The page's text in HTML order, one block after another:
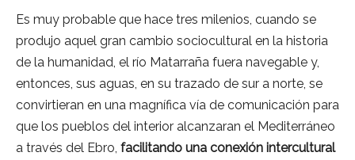
Es muy probable que hace tres milenios, cuando se
produjo aquel gran cambio sociocultural en la historia
de la humanidad, el río Matarraña fuera navegable y,
entonces, sus aguas, en su trazado de sur a norte, se
convirtieran en una magnífica vía de comunicación para
que los pueblos del interior alcanzaran el Mediterráneo
a través del Ebro, facilitando una conexión intercultural